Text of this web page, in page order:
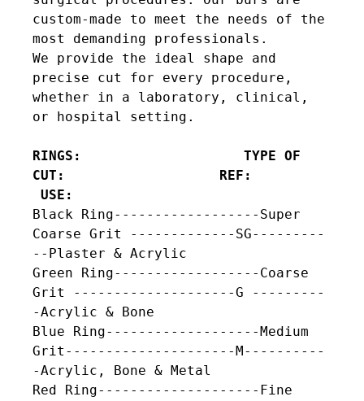
custom-made to meet the needs of the
most demanding professionals.
We provide the ideal shape and
precise cut for every procedure,
whether in a laboratory, clinical,
or hospital setting.
RINGS:                    TYPE OF
CUT:                   REF:
USE:
Black Ring------------------Super
Coarse Grit -------------SG---------
--Plaster & Acrylic
Green Ring------------------Coarse
Grit --------------------G ---------
-Acrylic & Bone
Blue Ring-------------------Medium
Grit---------------------M----------
-Acrylic, Bone & Metal
Red Ring--------------------Fine